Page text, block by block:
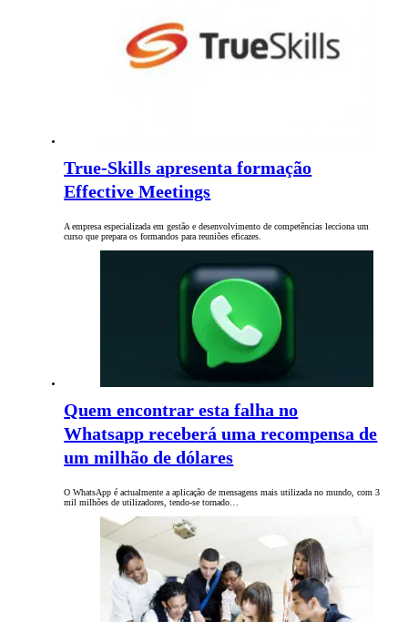
True-Skills apresenta formação
Effective Meetings
A empresa especializada em gestão e desenvolvimento de competências lecciona um
curso que prepara os formandos para reuniões eficazes.
Quem encontrar esta falha no
Whatsapp receberá uma recompensa de
um milhão de dólares
O WhatsApp é actualmente a aplicação de mensagens mais utilizada no mundo, com 3
mil milhões de utilizadores, tendo-se tornado…